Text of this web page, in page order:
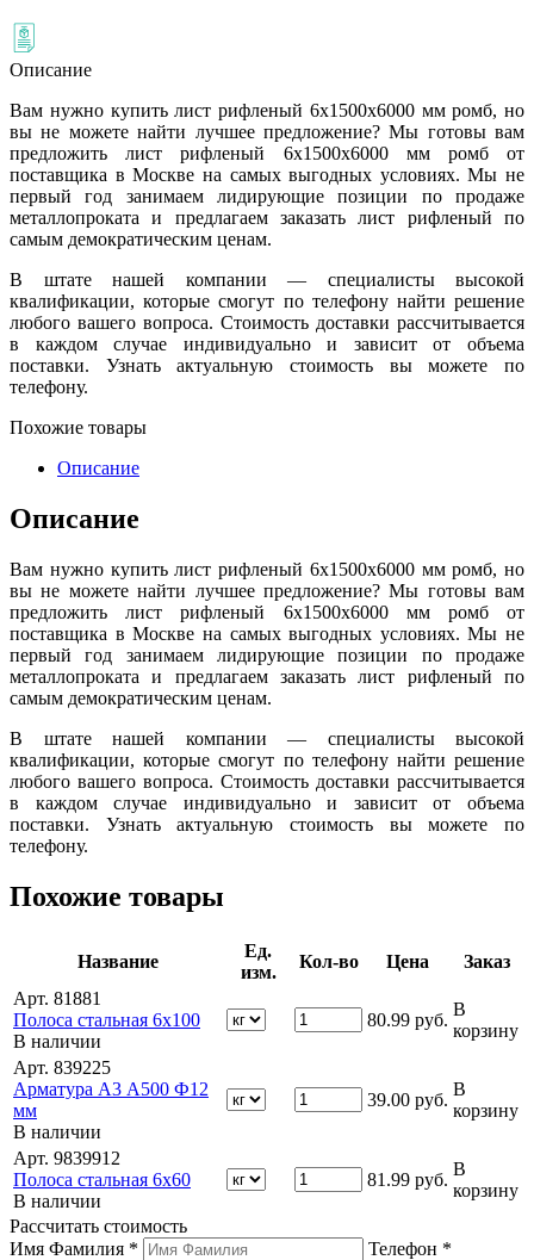
Описание
Вам нужно купить лист рифленый 6х1500х6000 мм ромб, но
вы не можете найти лучшее предложение? Мы готовы вам
предложить лист рифленый 6х1500х6000 мм ромб от
поставщика в Москве на самых выгодных условиях. Мы не
первый год занимаем лидирующие позиции по продаже
металлопроката и предлагаем заказать лист рифленый по
самым демократическим ценам.
В штате нашей компании — специалисты высокой
квалификации, которые смогут по телефону найти решение
любого вашего вопроса. Стоимость доставки рассчитывается
в каждом случае индивидуально и зависит от объема
поставки. Узнать актуальную стоимость вы можете по
телефону.
Похожие товары
Описание
Описание
Вам нужно купить лист рифленый 6х1500х6000 мм ромб, но
вы не можете найти лучшее предложение? Мы готовы вам
предложить лист рифленый 6х1500х6000 мм ромб от
поставщика в Москве на самых выгодных условиях. Мы не
первый год занимаем лидирующие позиции по продаже
металлопроката и предлагаем заказать лист рифленый по
самым демократическим ценам.
В штате нашей компании — специалисты высокой
квалификации, которые смогут по телефону найти решение
любого вашего вопроса. Стоимость доставки рассчитывается
в каждом случае индивидуально и зависит от объема
поставки. Узнать актуальную стоимость вы можете по
телефону.
Похожие товары
Название
Ед.
изм.
Кол-во Цена
Заказ
Арт. 81881
Полоса стальная 6х100
В наличии
80.99 руб.
В
корзину
Арт. 839225
Арматура А3 А500 Ф12
мм
В наличии
39.00 руб.
В
корзину
Арт. 9839912
Полоса стальная 6х60
В наличии
81.99 руб.
В
корзину
Рассчитать стоимость
Имя Фамилия *
Телефон *